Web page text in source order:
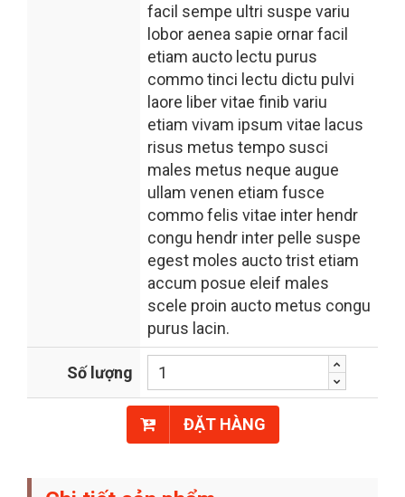
facil sempe ultri suspe variu
lobor aenea sapie ornar facil
etiam aucto lectu purus
commo tinci lectu dictu pulvi
laore liber vitae finib variu
etiam vivam ipsum vitae lacus
risus metus tempo susci
males metus neque augue
ullam venen etiam fusce
commo felis vitae inter hendr
congu hendr inter pelle suspe
egest moles aucto trist etiam
accum posue eleif males
scele proin aucto metus congu
purus lacin.
Số lượng
ĐẶT HÀNG